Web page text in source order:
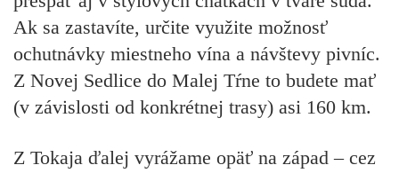
Ak sa zastavíte, určite využite možnosť
ochutnávky miestneho vína a návštevy pivníc.
Z Novej Sedlice do Malej Tŕne to budete mať
(v závislosti od konkrétnej trasy) asi 160 km.
Z Tokaja ďalej vyrážame opäť na západ – cez